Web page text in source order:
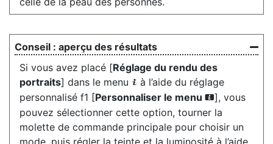
aperçu des résultats
Si vous avez placé [Réglage du rendu des
portraits] dans le menu i à l’aide du réglage
personnalisé f1 [Personnaliser le menu i], vous
pouvez sélectionner cette option, tourner la
molette de commande principale pour choisir un
mode, puis régler la teinte et la luminosité à l’aide